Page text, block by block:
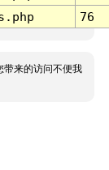
76
带来的访问不便我